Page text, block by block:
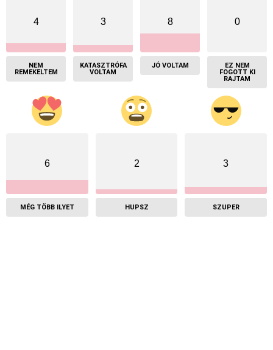
4
NEM
REMEKELTEM
3
KATASZTRÓFA
VOLTAM
8
JÓ VOLTAM
0
EZ NEM
FOGOTT KI
RAJTAM
6
MÉG TÖBB ILYET
2
HUPSZ
3
SZUPER